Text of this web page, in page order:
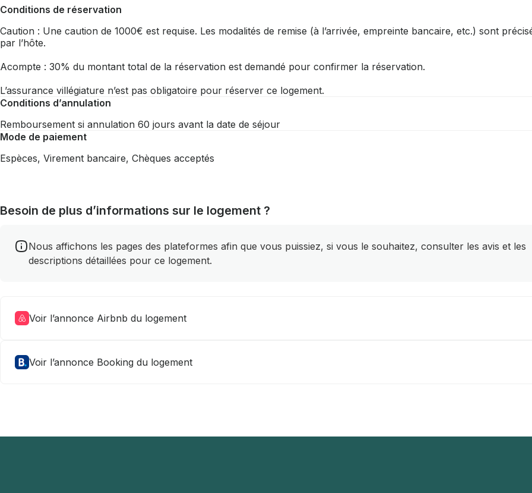
Conditions de réservation
Caution : Une caution de 1000€ est requise. Les modalités de remise (à l’arrivée, empreinte bancaire, etc.) sont
par l’hôte.
Acompte : 30% du montant total de la réservation est demandé pour confirmer la réservation.
L’assurance villégiature n’est pas obligatoire pour réserver ce logement.
Conditions d’annulation
Remboursement si annulation 60 jours avant la date de séjour
Mode de paiement
Espèces, Virement bancaire, Chèques acceptés
Besoin de plus d’informations sur le logement ?
Nous affichons les pages des plateformes afin que vous puissiez, si vous le souhaitez, consulter les avis et les
descriptions détaillées pour ce logement.
Voir l’annonce Airbnb du logement
Voir l’annonce Booking du logement